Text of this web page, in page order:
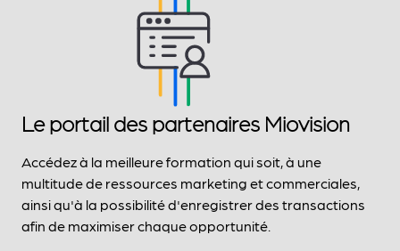
Le portail des partenaires Miovision
Accédez à la meilleure formation qui soit, à une
multitude de ressources marketing et commerciales,
ainsi qu'à la possibilité d'enregistrer des transactions
afin de maximiser chaque opportunité.